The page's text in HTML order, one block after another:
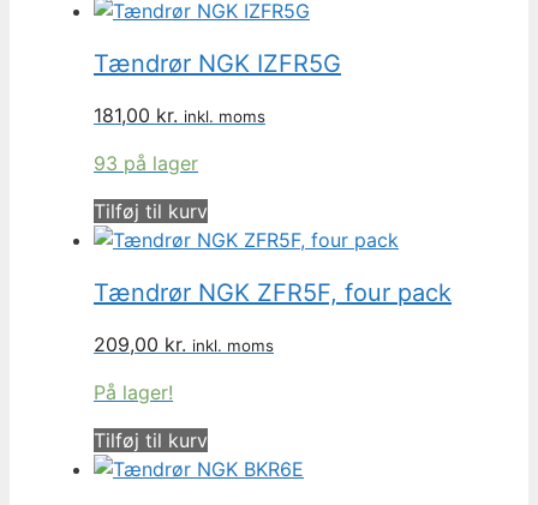
Tændrør NGK IZFR5G
181,00 kr. inkl. moms
93 på lager
Tilføj til kurv
Tændrør NGK ZFR5F, four pack
209,00 kr. inkl. moms
På lager!
Tilføj til kurv